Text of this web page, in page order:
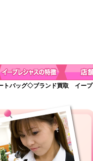
トバッグ◇ブランド買取 イープ